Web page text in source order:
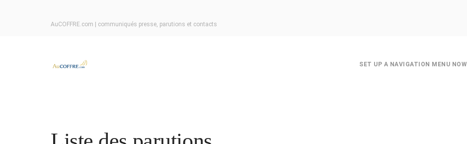
AuCOFFRE.com | communiqués presse, parutions et contacts
SET UP A NAVIGATION MENU NOW